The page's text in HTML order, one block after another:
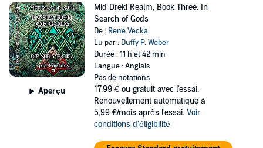
Aperçu
Mid Dreki Realm, Book Three: In
Search of Gods
De : Rene Vecka
Lu par : Duffy P. Weber
Durée : 11 h et 42 min
Langue : Anglais
Pas de notations
17,99 € ou gratuit avec l'essai.
Renouvellement automatique à
5,99 €/mois après l'essai. Voir
conditions d'éligibilité